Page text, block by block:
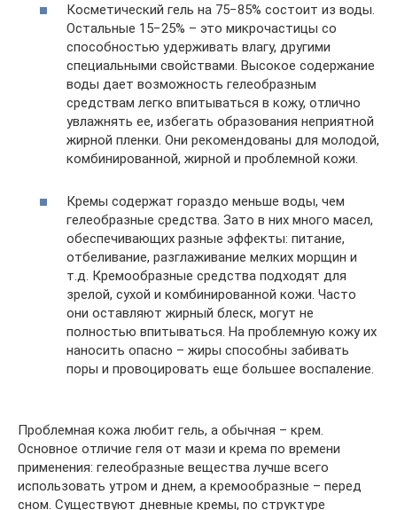
Косметический гель на 75−85% состоит из воды.
Остальные 15−25% – это микрочастицы со
способностью удерживать влагу, другими
специальными свойствами. Высокое содержание
воды дает возможность гелеобразным
средствам легко впитываться в кожу, отлично
увлажнять ее, избегать образования неприятной
жирной пленки. Они рекомендованы для молодой,
комбинированной, жирной и проблемной кожи.
Кремы содержат гораздо меньше воды, чем
гелеобразные средства. Зато в них много масел,
обеспечивающих разные эффекты: питание,
отбеливание, разглаживание мелких морщин и
т.д. Кремообразные средства подходят для
зрелой, сухой и комбинированной кожи. Часто
они оставляют жирный блеск, могут не
полностью впитываться. На проблемную кожу их
наносить опасно – жиры способны забивать
поры и провоцировать еще большее воспаление.
Проблемная кожа любит гель, а обычная – крем.
Основное отличие геля от мази и крема по времени
применения: гелеобразные вещества лучше всего
использовать утром и днем, а кремообразные – перед
сном. Существуют дневные кремы, по структуре